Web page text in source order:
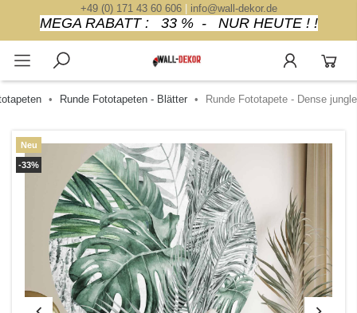
+49 (0) 171 43 60 606| info@wall-dekor.de
MEGA RABATT : 33 % - NUR HEUTE ! !
Runde Fototapeten - Blätter Runde Fototapete - Dense jungle
-33%
Neu